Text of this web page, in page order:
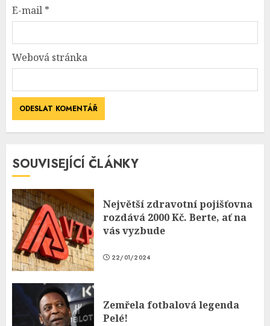
E-mail *
Webová stránka
SOUVISEJÍCÍ ČLÁNKY
Největší zdravotní pojišťovna
rozdává 2000 Kč. Berte, ať na
vás vyzbude
22/01/2024
Zemřela fotbalová legenda
Pelé!